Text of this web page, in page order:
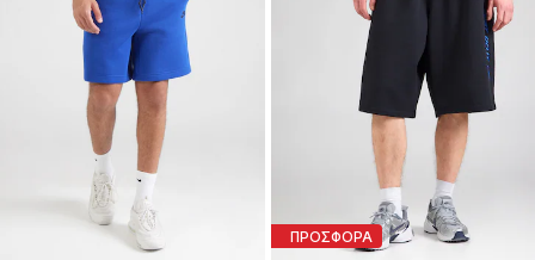
ΠΡΟΣΦΟΡΑ